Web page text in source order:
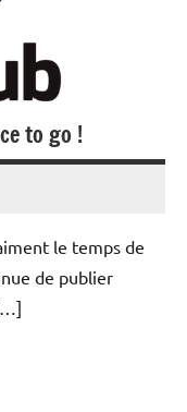
to go !
le temps de
de publier